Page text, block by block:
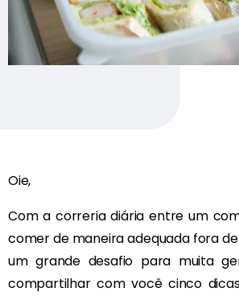
Oie,
Com a correria diária entre um
comer de maneira adequada fora
um grande desafio para muita
compartilhar com você cinco